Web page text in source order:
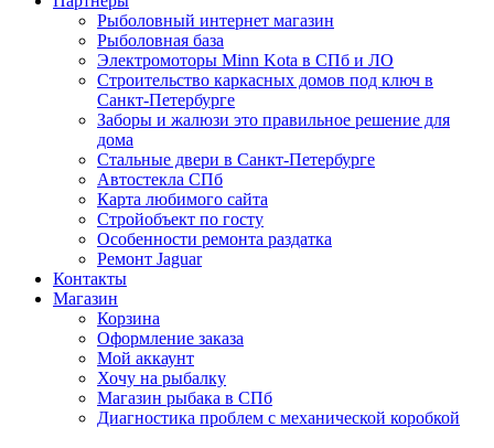
Рыболовный интернет магазин
Рыболовная база
Электромоторы Minn Kota в СПб и ЛО
Строительство каркасных домов под ключ в
Санкт-Петербурге
Заборы и жалюзи это правильное решение для
дома
Стальные двери в Санкт-Петербурге
Автостекла СПб
Карта любимого сайта
Стройобъект по госту
Особенности ремонта раздатка
Ремонт Jaguar
Контакты
Магазин
Корзина
Оформление заказа
Мой аккаунт
Хочу на рыбалку
Магазин рыбака в СПб
Диагностика проблем с механической коробкой